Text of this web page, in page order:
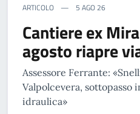
ARTICOLO 5 AGO 26
Cantiere ex
agosto riapre
Assessore Ferrante:
Valpolcevera, sottopasso
idraulica»